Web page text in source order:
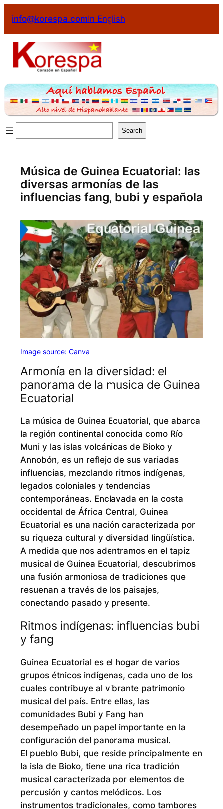
contenido
info@korespa.comIn English
Search
Música de Guinea Ecuatorial: las
diversas armonías de las
influencias fang, bubi y española
Image source: Canva
Armonía en la diversidad: el
panorama de la musica de Guinea
Ecuatorial
La música de Guinea Ecuatorial, que abarca
la región continental conocida como Río
Muni y las islas volcánicas de Bioko y
Annobón, es un reflejo de sus variadas
influencias, mezclando ritmos indígenas,
legados coloniales y tendencias
contemporáneas. Enclavada en la costa
occidental de África Central, Guinea
Ecuatorial es una nación caracterizada por
su riqueza cultural y diversidad lingüística.
A medida que nos adentramos en el tapiz
musical de Guinea Ecuatorial, descubrimos
una fusión armoniosa de tradiciones que
resuenan a través de los paisajes,
conectando pasado y presente.
Ritmos indígenas: influencias bubi
y fang
Guinea Ecuatorial es el hogar de varios
grupos étnicos indígenas, cada uno de los
cuales contribuye al vibrante patrimonio
musical del país. Entre ellas, las
comunidades Bubi y Fang han
desempeñado un papel importante en la
configuración del panorama musical.
El pueblo Bubi, que reside principalmente en
la isla de Bioko, tiene una rica tradición
musical caracterizada por elementos de
percusión y cantos melódicos. Los
instrumentos tradicionales, como tambores